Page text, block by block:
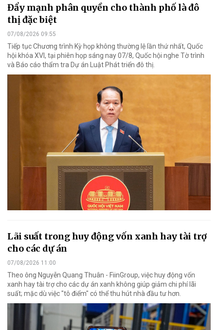
Đẩy mạnh phân quyền cho thành phố là đô
thị đặc biệt
07/08/2026 09:55
Tiếp tục Chương trình Kỳ họp không thường lệ lần thứ nhất, Quốc
hội khóa XVI, tại phiên họp sáng nay 07/8, Quốc hội nghe Tờ trình
và Báo cáo thẩm tra Dự án Luật Phát triển đô thị.
Lãi suất trong huy động vốn xanh hay tài trợ
cho các dự án
07/08/2026 11:00
Theo ông Nguyễn Quang Thuân - FiinGroup, việc huy động vốn
xanh hay tài trợ cho các dự án xanh không giúp giảm chi phí lãi
suất; mặc dù việc "tô điểm" có thể thu hút nhà đầu tư hơn.